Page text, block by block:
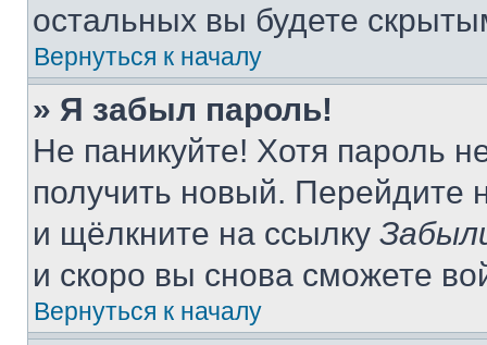
остальных вы будете
Вернуться к началу
» Я забыл пароль!
Не паникуйте! Хотя пароль
получить новый. Перейдите
и щёлкните на ссылку
и скоро вы снова сможете
Вернуться к началу